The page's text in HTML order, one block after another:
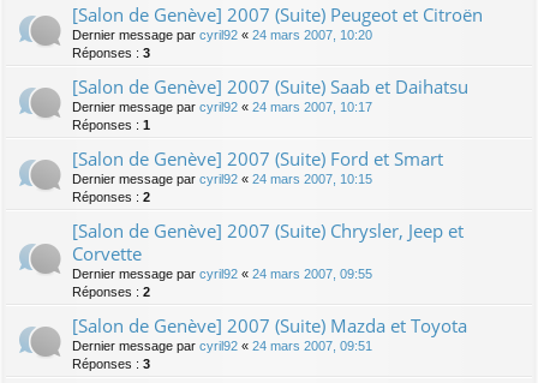
[Salon de Genève] 2007 (Suite) Peugeot et Citroën
Dernier message par cyril92 « 24 mars 2007, 10:20
Réponses : 3
[Salon de Genève] 2007 (Suite) Saab et Daihatsu
Dernier message par cyril92 « 24 mars 2007, 10:17
Réponses : 1
[Salon de Genève] 2007 (Suite) Ford et Smart
Dernier message par cyril92 « 24 mars 2007, 10:15
Réponses : 2
[Salon de Genève] 2007 (Suite) Chrysler, Jeep et
Corvette
Dernier message par cyril92 « 24 mars 2007, 09:55
Réponses : 2
[Salon de Genève] 2007 (Suite) Mazda et Toyota
Dernier message par cyril92 « 24 mars 2007, 09:51
Réponses : 3